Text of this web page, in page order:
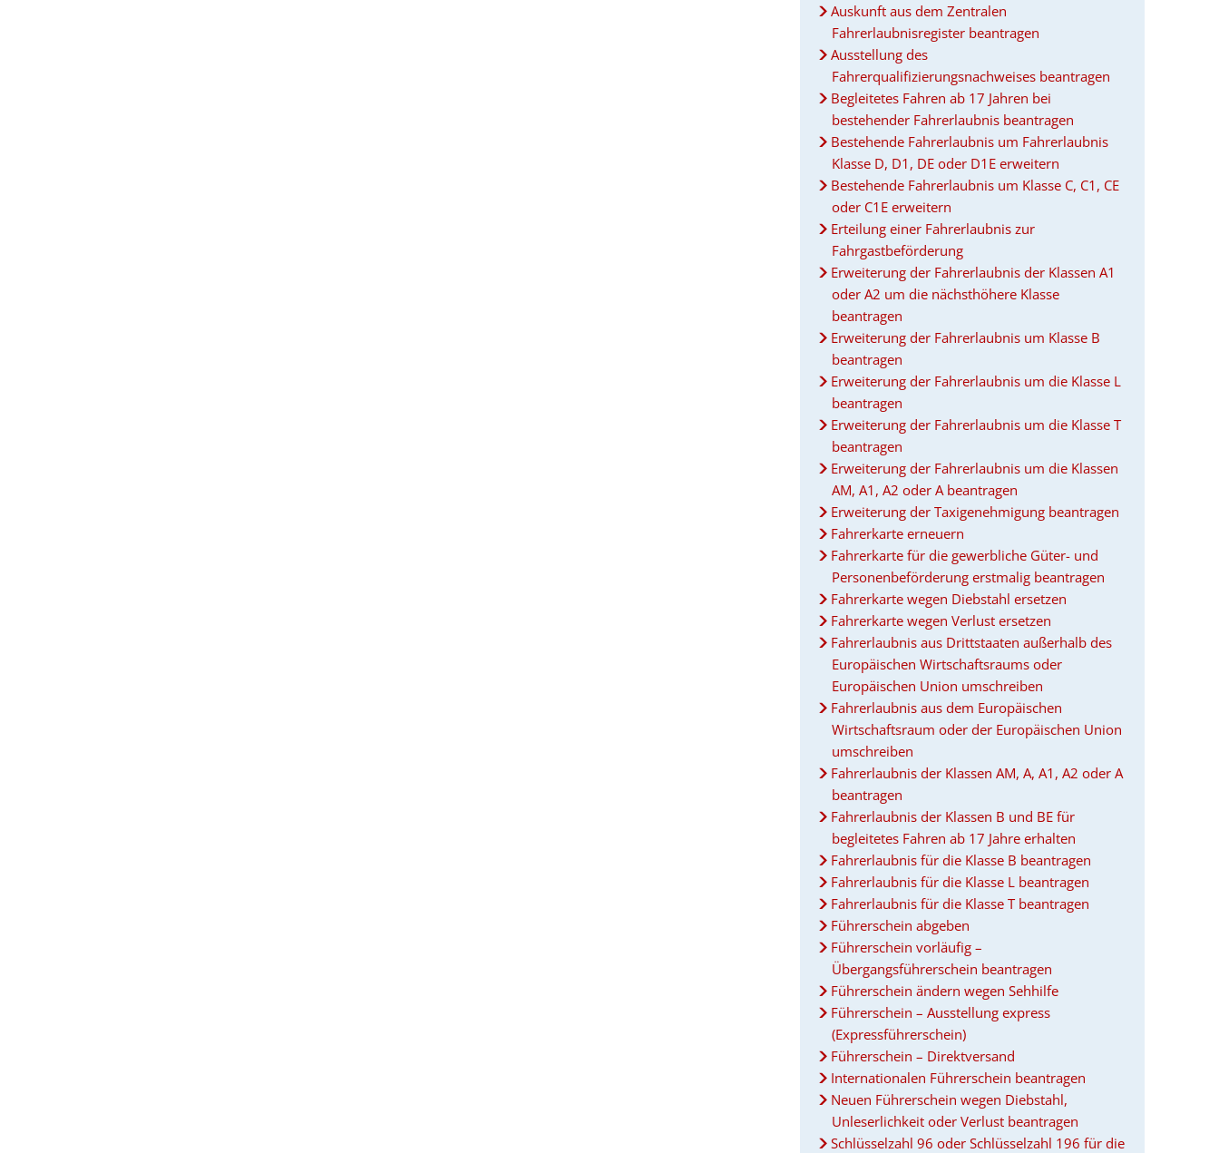
Auskunft aus dem Zentralen
Fahrerlaubnisregister beantragen
Ausstellung des
Fahrerqualifizierungsnachweises beantragen
Begleitetes Fahren ab 17 Jahren bei
bestehender Fahrerlaubnis beantragen
Bestehende Fahrerlaubnis um Fahrerlaubnis
Klasse D, D1, DE oder D1E erweitern
Bestehende Fahrerlaubnis um Klasse C, C1, CE
oder C1E erweitern
Erteilung einer Fahrerlaubnis zur
Fahrgastbeförderung
Erweiterung der Fahrerlaubnis der Klassen A1
oder A2 um die nächsthöhere Klasse
beantragen
Erweiterung der Fahrerlaubnis um Klasse B
beantragen
Erweiterung der Fahrerlaubnis um die Klasse L
beantragen
Erweiterung der Fahrerlaubnis um die Klasse T
beantragen
Erweiterung der Fahrerlaubnis um die Klassen
AM, A1, A2 oder A beantragen
Erweiterung der Taxigenehmigung beantragen
Fahrerkarte erneuern
Fahrerkarte für die gewerbliche Güter- und
Personenbeförderung erstmalig beantragen
Fahrerkarte wegen Diebstahl ersetzen
Fahrerkarte wegen Verlust ersetzen
Fahrerlaubnis aus Drittstaaten außerhalb des
Europäischen Wirtschaftsraums oder
Europäischen Union umschreiben
Fahrerlaubnis aus dem Europäischen
Wirtschaftsraum oder der Europäischen Union
umschreiben
Fahrerlaubnis der Klassen AM, A, A1, A2 oder A
beantragen
Fahrerlaubnis der Klassen B und BE für
begleitetes Fahren ab 17 Jahre erhalten
Fahrerlaubnis für die Klasse B beantragen
Fahrerlaubnis für die Klasse L beantragen
Fahrerlaubnis für die Klasse T beantragen
Führerschein abgeben
Führerschein vorläufig –
Übergangsführerschein beantragen
Führerschein ändern wegen Sehhilfe
Führerschein – Ausstellung express
(Expressführerschein)
Führerschein – Direktversand
Internationalen Führerschein beantragen
Neuen Führerschein wegen Diebstahl,
Unleserlichkeit oder Verlust beantragen
Schlüsselzahl 96 oder Schlüsselzahl 196 für die